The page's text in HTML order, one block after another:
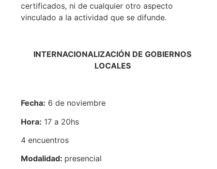
certificados, ni de cualquier otro aspecto
vinculado a la actividad que se difunde.
INTERNACIONALIZACIÓN DE GOBIERNOS
LOCALES
Fecha: 6 de noviembre
Hora: 17 a 20hs
4 encuentros
Modalidad: presencial